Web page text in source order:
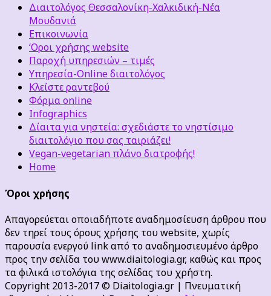
Διαιτολόγος Θεσσαλονίκη-Χαλκιδική-Νέα
Μουδανιά
Επικοινωνία
‘Οροι χρήσης website
Παροχή υπηρεσιών – τιμές
Υπηρεσία-Online διαιτολόγος
Κλείστε ραντεβού
Φόρμα online
Infographics
Δίαιτα για νηστεία: σχεδιάστε το νηστίσιμο
διαιτολόγιο που σας ταιριάζει!
Vegan-vegetarian πλάνο διατροφής!
Home
Όροι χρήσης
Απαγορεύεται οποιαδήποτε αναδημοσίευση άρθρου που
δεν τηρεί τους όρους χρήσης του website, χωρίς
παρουσία ενεργού link από το αναδημοσιευμένο άρθρο
προς την σελίδα του www.diaitologia.gr, καθώς και προς
τα φιλικά ιστολόγια της σελίδας του χρήστη.
Copyright 2013-2017 © Diaitologia.gr | Πνευματική